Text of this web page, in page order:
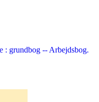
: grundbog -- Arbejdsbog.